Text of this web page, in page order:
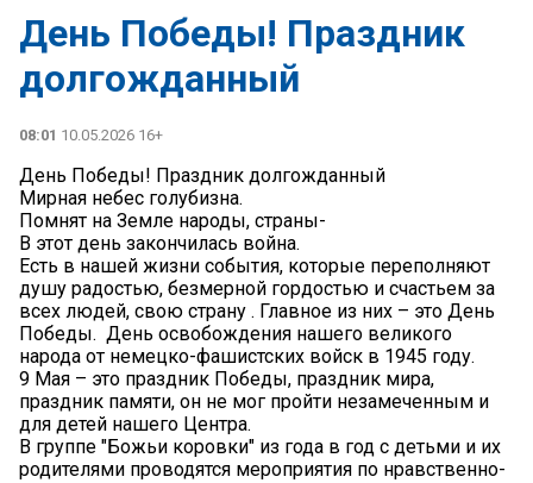
День Победы! Праздник
долгожданный
08:01 10.05.2026 16+
День Победы! Праздник долгожданный
Мирная небес голубизна.
Помнят на Земле народы, страны-
В этот день закончилась война.
Есть в нашей жизни события, которые переполняют
душу радостью, безмерной гордостью и счастьем за
всех людей, свою страну . Главное из них – это День
Победы. ️ День освобождения нашего великого
народа от немецко-фашистских войск в 1945 году.
9 Мая – это праздник Победы, праздник мира, ️
праздник памяти, он не мог пройти незамеченным и
для детей нашего Центра.
В группе "Божьи коровки" из года в год с детьми и их
родителями проводятся мероприятия по нравственно-